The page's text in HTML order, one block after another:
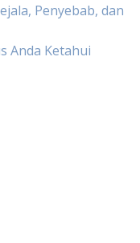
Penyebab, dan
Anda Ketahui